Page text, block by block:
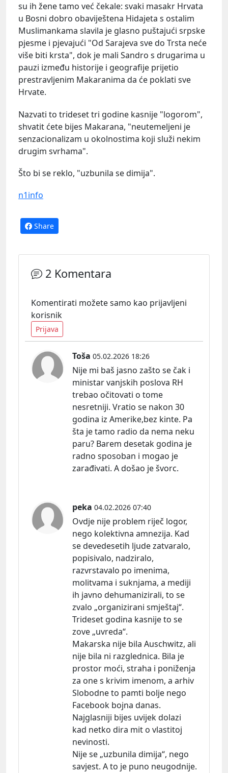
su ih žene tamo već čekale: svaki masakr Hrvata
u Bosni dobro obaviještena Hidajeta s ostalim
Muslimankama slavila je glasno puštajući srpske
pjesme i pjevajući "Od Sarajeva sve do Trsta neće
više biti krsta", dok je mali Sandro s drugarima u
pauzi između historije i geografije prijetio
prestravljenim Makaranima da će poklati sve
Hrvate.
Nazvati to trideset tri godine kasnije "logorom",
shvatit ćete bijes Makarana, "neutemeljeni je
senzacionalizam u okolnostima koji služi nekim
drugim svrhama".
Što bi se reklo, "uzbunila se dimija".
n1info
Share
2 Komentara
Komentirati možete samo kao prijavljeni
korisnik
Prijava
Toša 05.02.2026 18:26
Nije mi baš jasno zašto se čak i
ministar vanjskih poslova RH
trebao očitovati o tome
nesretniji. Vratio se nakon 30
godina iz Amerike,bez kinte. Pa
šta je tamo radio da nema neku
paru? Barem desetak godina je
radno sposoban i mogao je
zarađivati. A došao je švorc.
peka 04.02.2026 07:40
Ovdje nije problem riječ logor,
nego kolektivna amnezija. Kad
se devedesetih ljude zatvaralo,
popisivalo, nadziralo,
razvrstavalo po imenima,
molitvama i suknjama, a mediji
ih javno dehumanizirali, to se
zvalo „organizirani smještaj“.
Trideset godina kasnije to se
zove „uvreda“.
Makarska nije bila Auschwitz, ali
nije bila ni razglednica. Bila je
prostor moći, straha i poniženja
za one s krivim imenom, a arhiv
Slobodne to pamti bolje nego
Facebook bojna danas.
Najglasniji bijes uvijek dolazi
kad netko dira mit o vlastitoj
nevinosti.
Nije se „uzbunila dimija“, nego
savjest. A to je puno neugodnije.